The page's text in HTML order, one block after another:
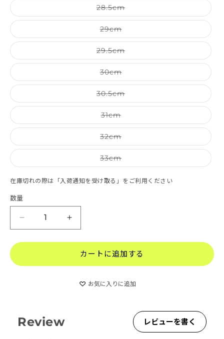
28.5cmバリエーションは売り切れ
29cmバリエーションは売り切れて
29.5cmバリエーションは売り切れ
30cmバリエーションは売り切れて
30.5cmバリエーションは売り切れ
31cmバリエーションは売り切れて
32cmバリエーションは売り切れて
33cmバリエーションは売り切れて
在庫切れの際は「入荷通知を受け取る」をご利用ください
数量
カートに追加する
お気に入りに追加
Review レビューを書く